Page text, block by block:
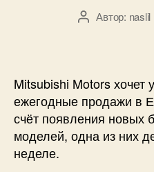
АвторАвтор: naslil
Mitsubishi Motors хочет
ежегодные продажи в
счёт появления новых
моделей, одна из них
неделе.